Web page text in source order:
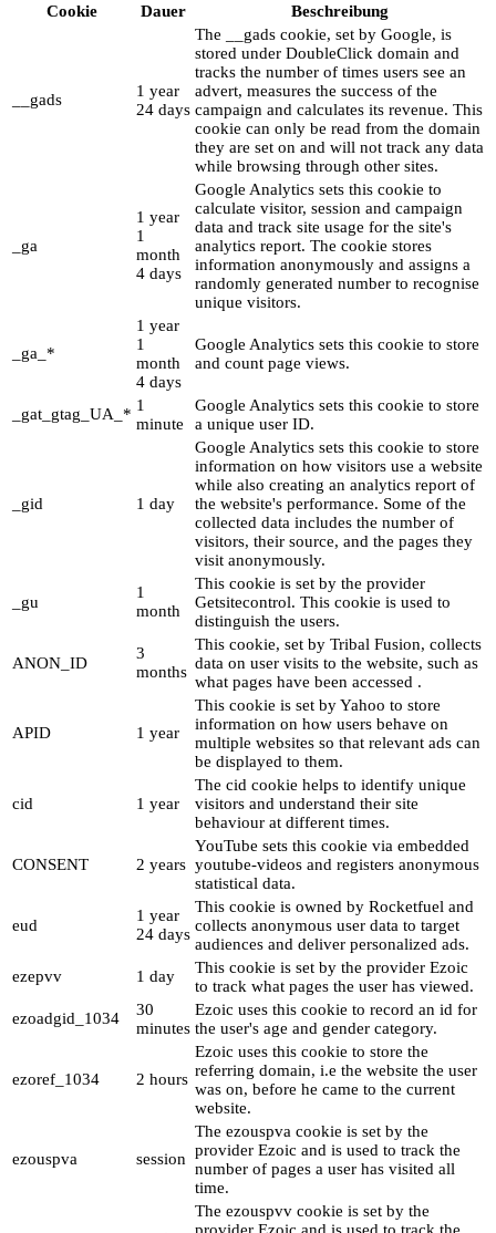
Cookie
Dauer Beschreibung
__gads
1 year
24 days
The __gads cookie, set by Google, is
stored under DoubleClick domain and
tracks the number of times users see an
advert, measures the success of the
campaign and calculates its revenue. This
cookie can only be read from the domain
they are set on and will not track any data
while browsing through other sites.
_ga
1 year
1
month
4 days
Google Analytics sets this cookie to
calculate visitor, session and campaign
data and track site usage for the site's
analytics report. The cookie stores
information anonymously and assigns a
randomly generated number to recognise
unique visitors.
_ga_*
1 year
1
month
4 days
Google Analytics sets this cookie to store
and count page views.
_gat_gtag_UA_* 1
minute
Google Analytics sets this cookie to store
a unique user ID.
_gid 1 day
Google Analytics sets this cookie to store
information on how visitors use a website
while also creating an analytics report of
the website's performance. Some of the
collected data includes the number of
visitors, their source, and the pages they
visit anonymously.
_gu
1
month
This cookie is set by the provider
Getsitecontrol. This cookie is used to
distinguish the users.
ANON_ID
3
months
This cookie, set by Tribal Fusion, collects
data on user visits to the website, such as
what pages have been accessed .
APID 1 year
This cookie is set by Yahoo to store
information on how users behave on
multiple websites so that relevant ads can
be displayed to them.
cid 1 year
The cid cookie helps to identify unique
visitors and understand their site
behaviour at different times.
CONSENT 2 years
YouTube sets this cookie via embedded
youtube-videos and registers anonymous
statistical data.
eud
1 year
24 days
This cookie is owned by Rocketfuel and
collects anonymous user data to target
audiences and deliver personalized ads.
ezepvv
1 day
This cookie is set by the provider Ezoic
to track what pages the user has viewed.
ezoadgid_1034
30
minutes
Ezoic uses this cookie to record an id for
the user's age and gender category.
ezoref_1034 2 hours
Ezoic uses this cookie to store the
referring domain, i.e the website the user
was on, before he came to the current
website.
ezouspva session
The ezouspva cookie is set by the
provider Ezoic and is used to track the
number of pages a user has visited all
time.
The ezouspvv cookie is set by the